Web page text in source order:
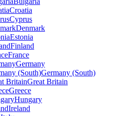
Croatia
Cyprus
Denmark
Estonia
Finland
France
Germany
Germany (South)
Great Britain
Greece
Hungary
Ireland